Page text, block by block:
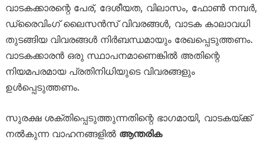
വാടകക്കാരന്റെ പേര്, ദേശീയത, വിലാസം, ഫോൺ നമ്പർ,
ഡ്രൈവിംഗ് ലൈസൻസ് വിവരങ്ങൾ, വാടക കാലാവധി
തുടങ്ങിയ വിവരങ്ങൾ നിർബന്ധമായും രേഖപ്പെടുത്തണം.
വാടകക്കാരൻ ഒരു സ്ഥാപനമാണെങ്കിൽ അതിന്റെ
നിയമപരമായ പ്രതിനിധിയുടെ വിവരങ്ങളും
ഉൾപ്പെടുത്തണം.
സുരക്ഷ ശക്തിപ്പെടുത്തുന്നതിന്റെ ഭാഗമായി, വാടകയ്ക്ക്
നൽകുന്ന വാഹനങ്ങളിൽ ആന്തരിക